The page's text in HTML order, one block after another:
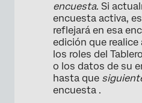
encuesta. Si
encuesta activa,
reflejará en esa
edición que realice
los roles del
o los datos de su
hasta que
encuesta .